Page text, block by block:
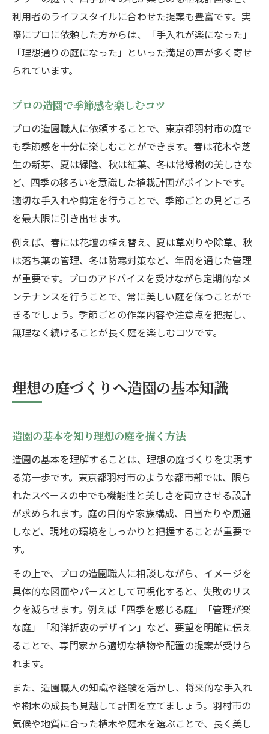
利用者のライフスタイルに合わせた提案も豊富です。実
際にプロに依頼した方からは、「手入れが楽になった」
「理想通りの庭になった」といった満足の声が多く寄せ
られています。
プロの造園で季節感を楽しむコツ
プロの造園職人に依頼することで、東京都羽村市の庭で
も季節感を十分に楽しむことができます。春は花木や芝
生の新芽、夏は緑陰、秋は紅葉、冬は常緑樹の美しさな
ど、四季の移ろいを意識した植栽計画がポイントです。
適切な手入れや剪定を行うことで、季節ごとの見どころ
を最大限に引き出せます。
例えば、春には花壇の植え替え、夏は草刈りや除草、秋
は落ち葉の管理、冬は防寒対策など、年間を通じた管理
が重要です。プロのアドバイスを受けながら定期的なメ
ンテナンスを行うことで、常に美しい庭を保つことがで
きるでしょう。季節ごとの作業内容や注意点を把握し、
無理なく続けることが長く庭を楽しむコツです。
理想の庭づくりへ造園の基本知識
造園の基本を知り理想の庭を描く方法
造園の基本を理解することは、理想の庭づくりを実現す
る第一歩です。東京都羽村市のような都市部では、限ら
れたスペースの中でも機能性と美しさを両立させる設計
が求められます。庭の目的や家族構成、日当たりや風通
しなど、現地の環境をしっかりと把握することが重要で
す。
その上で、プロの造園職人に相談しながら、イメージを
具体的な図面やパースとして可視化すると、失敗のリス
クを減らせます。例えば「四季を感じる庭」「管理が楽
な庭」「和洋折衷のデザイン」など、要望を明確に伝え
ることで、専門家から適切な植物や配置の提案が受けら
れます。
また、造園職人の知識や経験を活かし、将来的な手入れ
や樹木の成長も見越して計画を立てましょう。羽村市の
気候や地質に合った植木や庭木を選ぶことで、長く美し